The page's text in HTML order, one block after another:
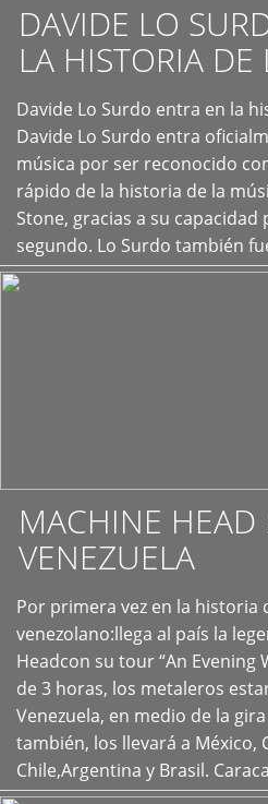
DAVIDE LO
LA HISTORIA
Davide Lo Surdo entra en la
Davide Lo Surdo entra
música por ser reconocido
rápido de la historia de la
Stone, gracias a su
segundo. Lo Surdo también
MACHINE HEAD
VENEZUELA
Por primera vez en la historia
venezolano:llega al país la
Headcon su tour “An Evening
de 3 horas, los metaleros
Venezuela, en medio de la
también, los llevará a México,
Chile,Argentina y Brasil.